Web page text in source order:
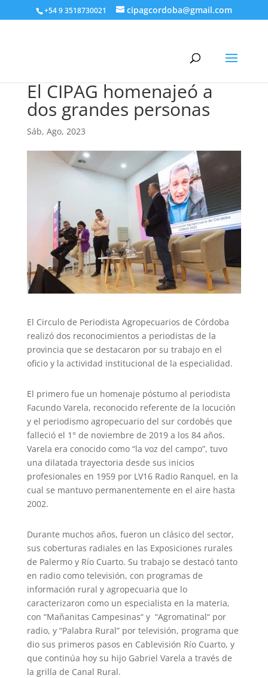
+54 9 3518730021 cipagcordoba@gmail.com
El CIPAG homenajeó a
dos grandes personas
Sáb, Ago, 2023
El Circulo de Periodista Agropecuarios de Córdoba
realizó dos reconocimientos a periodistas de la
provincia que se destacaron por su trabajo en el
oficio y la actividad institucional de la especialidad.
El primero fue un homenaje póstumo al periodista
Facundo Varela, reconocido referente de la locución
y el periodismo agropecuario del sur cordobés que
falleció el 1° de noviembre de 2019 a los 84 años.
Varela era conocido como “la voz del campo”, tuvo
una dilatada trayectoria desde sus inicios
profesionales en 1959 por LV16 Radio Ranquel, en la
cual se mantuvo permanentemente en el aire hasta
2002.
Durante muchos años, fueron un clásico del sector,
sus coberturas radiales en las Exposiciones rurales
de Palermo y Río Cuarto. Su trabajo se destacó tanto
en radio como televisión, con programas de
información rural y agropecuaria que lo
caracterizaron como un especialista en la materia,
con “Mañanitas Campesinas“ y “Agromatinal“ por
radio, y “Palabra Rural” por televisión, programa que
dio sus primeros pasos en Cablevisión Río Cuarto, y
que continúa hoy su hijo Gabriel Varela a través de
la grilla de Canal Rural.